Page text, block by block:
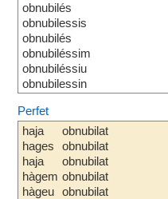
obnubilés
obnubilessis
obnubilés
obnubiléssim
obnubiléssiu
obnubilessin
Perfet
haja
hages
haja
hàgem
hàgeu
obnubilat
obnubilat
obnubilat
obnubilat
obnubilat